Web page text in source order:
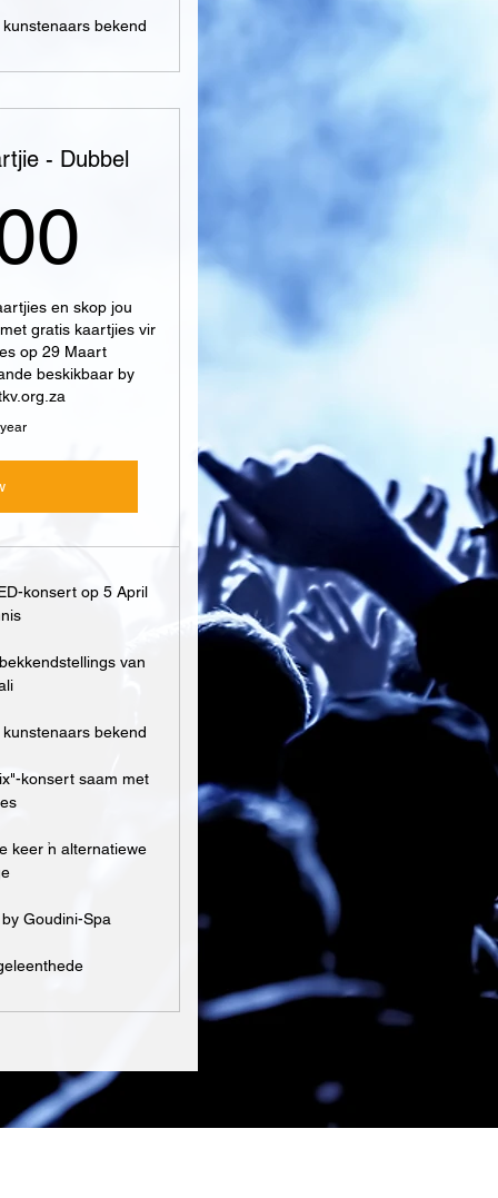
bekend
- Dubbel
5 000R
en skop jou
gratis kaartjies vir
op 29 Maart
beskikbaar by
konsert op 5 April
van
bekend
konsert saam met
keer ‘n alternatiewe
Goudini-Spa